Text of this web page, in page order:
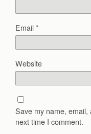
Email*
Website
Save my name,
next time I comment.